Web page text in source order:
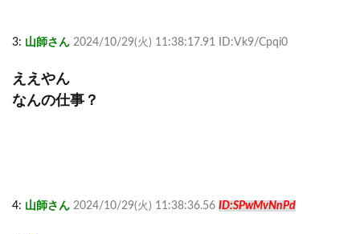
3: 山師さん 2024/10/29(火) 11:38:17.91 ID:Vk9/Cpqi0
ええやん
なんの仕事？
4: 山師さん 2024/10/29(火) 11:38:36.56 ID:SPwMvNnPd